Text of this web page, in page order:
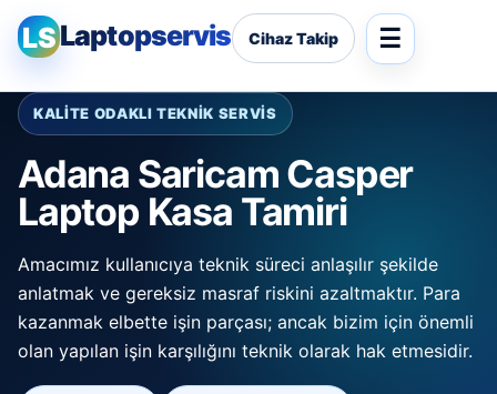
LSLaptopservis Cihaz Takip
KALİTE ODAKLI TEKNİK SERVİS
Adana Saricam Casper
Laptop Kasa Tamiri
Amacımız kullanıcıya teknik süreci anlaşılır şekilde
anlatmak ve gereksiz masraf riskini azaltmaktır. Para
kazanmak elbette işin parçası; ancak bizim için önemli
olan yapılan işin karşılığını teknik olarak hak etmesidir.